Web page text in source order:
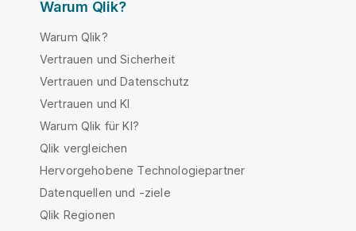
Warum Qlik?
Warum Qlik?
Vertrauen und Sicherheit
Vertrauen und Datenschutz
Vertrauen und KI
Warum Qlik für KI?
Qlik vergleichen
Hervorgehobene Technologiepartner
Datenquellen und -ziele
Qlik Regionen